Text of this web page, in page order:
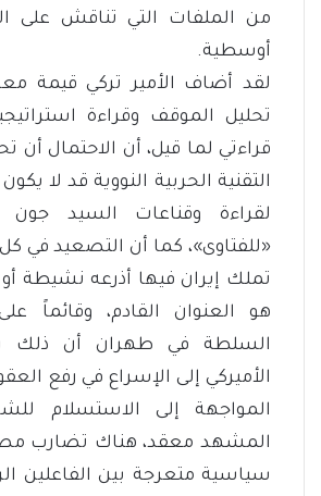
من الملفات التي تناقش على
أوسطية.
لقد أضاف الأمير تركي قيمة
تحليل الموقف وقراءة
قراءتي لما قيل، أن الاحتمال أن
التقنية الحربية النووية قد لا
لقراءة وقناعات السيد
«للفتاوى»، كما أن التصعيد في
تملك إيران فيها أذرعه نشيطة
هو العنوان القادم، وقائماً
السلطة في طهران أن ذلك
الأميركي إلى الإسراع في رفع
المواجهة إلى الاستسلام
المشهد معقد، هناك تضارب
سياسية متعرجة بين الفاعلين